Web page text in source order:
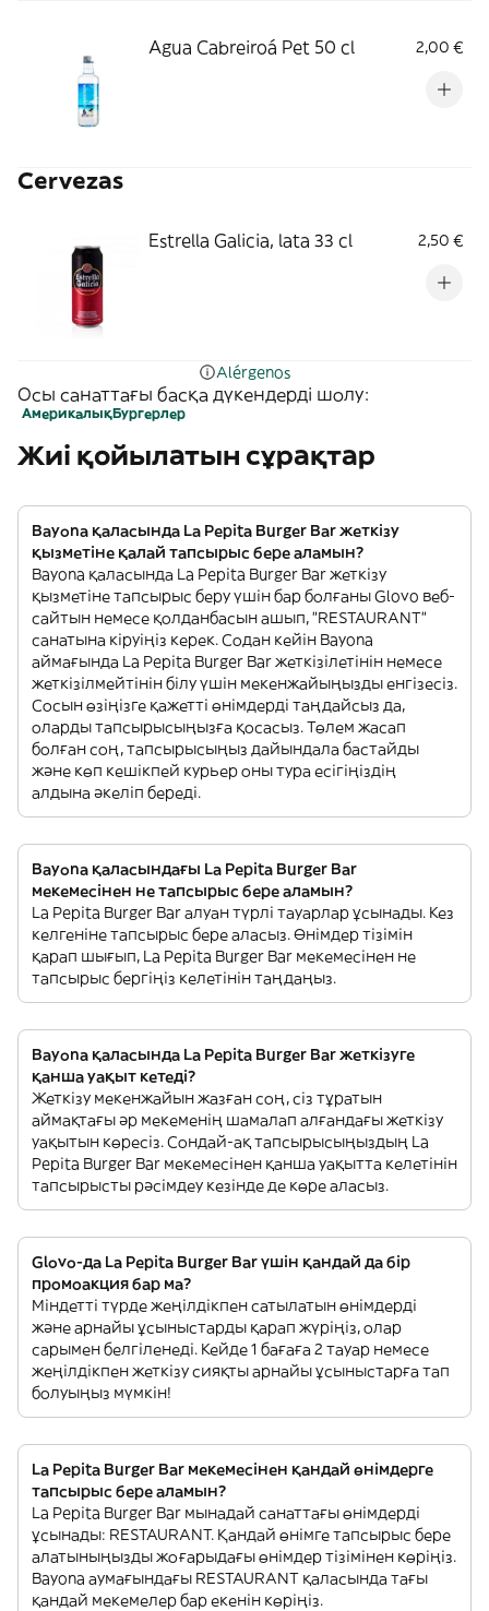
Agua Cabreiroá Pet 50 cl 2,00 €
Cervezas
Estrella Galicia, lata 33 cl 2,50 €
Alérgenos
Осы санаттағы басқа дүкендерді шолу:
АмерикалықБургерлер
Жиі қойылатын сұрақтар
Bayona қаласында La Pepita Burger Bar жеткізу
қызметіне қалай тапсырыс бере аламын?
Bayona қаласында La Pepita Burger Bar жеткізу
қызметіне тапсырыс беру үшін бар болғаны Glovo веб-
сайтын немесе қолданбасын ашып, "RESTAURANT"
санатына кіруіңіз керек. Содан кейін Bayona
аймағында La Pepita Burger Bar жеткізілетінін немесе
жеткізілмейтінін білу үшін мекенжайыңызды енгізесіз.
Сосын өзіңізге қажетті өнімдерді таңдайсыз да,
оларды тапсырысыңызға қосасыз. Төлем жасап
болған соң, тапсырысыңыз дайындала бастайды
және көп кешікпей курьер оны тура есігіңіздің
алдына әкеліп береді.
Bayona қаласындағы La Pepita Burger Bar
мекемесінен не тапсырыс бере аламын?
La Pepita Burger Bar алуан түрлі тауарлар ұсынады. Кез
келгеніне тапсырыс бере аласыз. Өнімдер тізімін
қарап шығып, La Pepita Burger Bar мекемесінен не
тапсырыс бергіңіз келетінін таңдаңыз.
Bayona қаласында La Pepita Burger Bar жеткізуге
қанша уақыт кетеді?
Жеткізу мекенжайын жазған соң, сіз тұратын
аймақтағы әр мекеменің шамалап алғандағы жеткізу
уақытын көресіз. Сондай-ақ тапсырысыңыздың La
Pepita Burger Bar мекемесінен қанша уақытта келетінін
тапсырысты рәсімдеу кезінде де көре аласыз.
Glovo-да La Pepita Burger Bar үшін қандай да бір
промоакция бар ма?
Міндетті түрде жеңілдікпен сатылатын өнімдерді
және арнайы ұсыныстарды қарап жүріңіз, олар
сарымен белгіленеді. Кейде 1 бағаға 2 тауар немесе
жеңілдікпен жеткізу сияқты арнайы ұсыныстарға тап
болуыңыз мүмкін!
La Pepita Burger Bar мекемесінен қандай өнімдерге
тапсырыс бере аламын?
La Pepita Burger Bar мынадай санаттағы өнімдерді
ұсынады: RESTAURANT. Қандай өнімге тапсырыс бере
алатыныңызды жоғарыдағы өнімдер тізімінен көріңіз.
Bayona аумағындағы RESTAURANT қаласында тағы
қандай мекемелер бар екенін көріңіз.